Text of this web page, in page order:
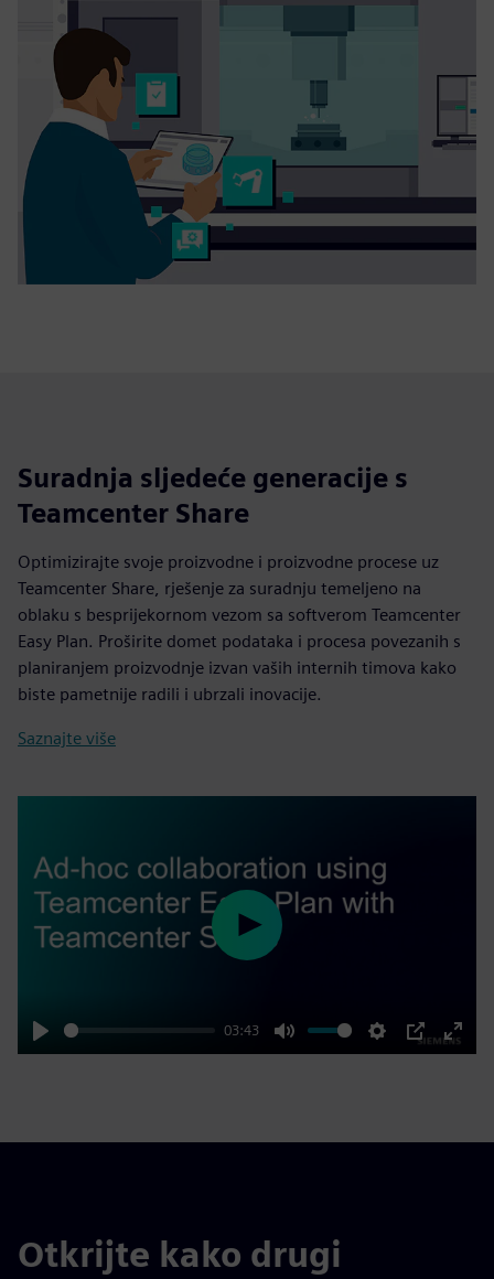
Suradnja sljedeće generacije s
Teamcenter Share
Optimizirajte svoje proizvodne i proizvodne procese uz
Teamcenter Share, rješenje za suradnju temeljeno na
oblaku s besprijekornom vezom sa softverom Teamcenter
Easy Plan. Proširite domet podataka i procesa povezanih s
planiranjem proizvodnje izvan vaših internih timova kako
biste pametnije radili i ubrzali inovacije.
Saznajte više
Play
03:43
Mute Settings
PIP
Enter
Play
Otkrijte kako drugi